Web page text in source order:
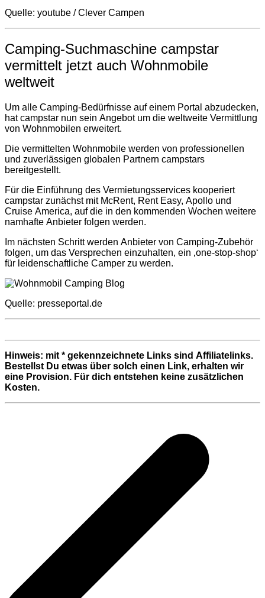
Quelle: youtube / Clever Campen
Camping-Suchmaschine campstar
vermittelt jetzt auch Wohnmobile
weltweit
Um alle Camping-Bedürfnisse auf einem Portal abzudecken,
hat campstar nun sein Angebot um die weltweite Vermittlung
von Wohnmobilen erweitert.
Die vermittelten Wohnmobile werden von professionellen
und zuverlässigen globalen Partnern campstars
bereitgestellt.
Für die Einführung des Vermietungsservices kooperiert
campstar zunächst mit McRent, Rent Easy, Apollo und
Cruise America, auf die in den kommenden Wochen weitere
namhafte Anbieter folgen werden.
Im nächsten Schritt werden Anbieter von Camping-Zubehör
folgen, um das Versprechen einzuhalten, ein ‚one-stop-shop‘
für leidenschaftliche Camper zu werden.
Quelle: presseportal.de
Hinweis: mit * gekennzeichnete Links sind Affiliatelinks.
Bestellst Du etwas über solch einen Link, erhalten wir
eine Provision. Für dich entstehen keine zusätzlichen
Kosten.